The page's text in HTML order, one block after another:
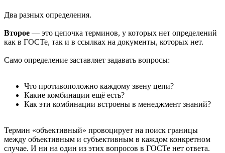
Два разных определения.
Второе — это цепочка терминов, у которых нет определений
как в ГОСТе, так и в ссылках на документы, которых нет.
Само определение заставляет задавать вопросы:
Что противоположно каждому звену цепи?
Какие комбинации ещё есть?
Как эти комбинации встроены в менеджмент знаний?
Термин «объективный» провоцирует на поиск границы
между объективным и субъективным в каждом конкретном
случае. И ни на один из этих вопросов в ГОСТе нет ответа.